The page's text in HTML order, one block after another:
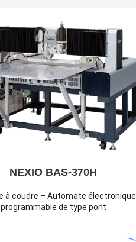
NEXIO BAS-370H
à coudre – Automate électronique
programmable de type pont